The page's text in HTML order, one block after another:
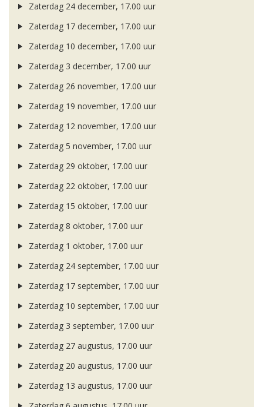
Zaterdag 24 december, 17.00 uur
Zaterdag 17 december, 17.00 uur
Zaterdag 10 december, 17.00 uur
Zaterdag 3 december, 17.00 uur
Zaterdag 26 november, 17.00 uur
Zaterdag 19 november, 17.00 uur
Zaterdag 12 november, 17.00 uur
Zaterdag 5 november, 17.00 uur
Zaterdag 29 oktober, 17.00 uur
Zaterdag 22 oktober, 17.00 uur
Zaterdag 15 oktober, 17.00 uur
Zaterdag 8 oktober, 17.00 uur
Zaterdag 1 oktober, 17.00 uur
Zaterdag 24 september, 17.00 uur
Zaterdag 17 september, 17.00 uur
Zaterdag 10 september, 17.00 uur
Zaterdag 3 september, 17.00 uur
Zaterdag 27 augustus, 17.00 uur
Zaterdag 20 augustus, 17.00 uur
Zaterdag 13 augustus, 17.00 uur